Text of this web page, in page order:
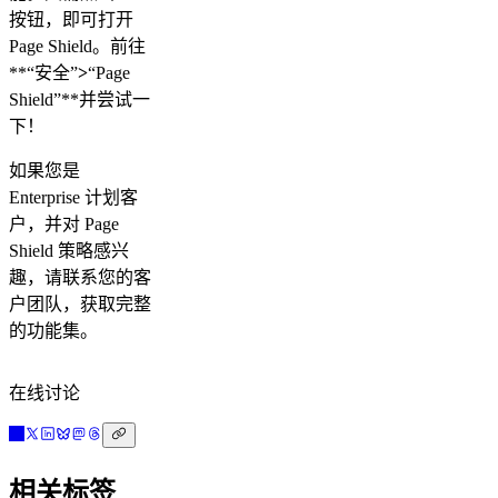
按钮，即可打开
Page Shield。前往
**“安全”>“Page
Shield”**并尝试一
下！
如果您是
Enterprise 计划客
户，并对 Page
Shield 策略感兴
趣，请联系您的客
户团队，获取完整
的功能集。
在线讨论